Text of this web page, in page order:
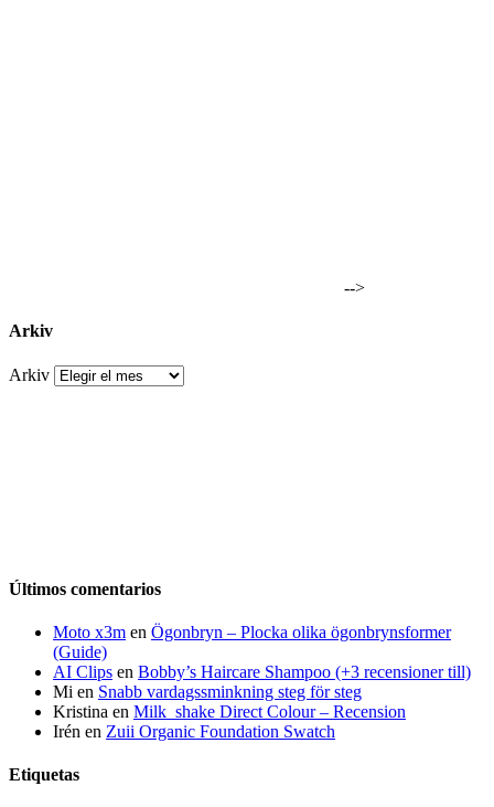
-->
Arkiv
Arkiv
Últimos comentarios
Moto x3m en Ögonbryn – Plocka olika ögonbrynsformer
(Guide)
AI Clips en Bobby’s Haircare Shampoo (+3 recensioner till)
Mi en Snabb vardagssminkning steg för steg
Kristina en Milk_shake Direct Colour – Recension
Irén en Zuii Organic Foundation Swatch
Etiquetas